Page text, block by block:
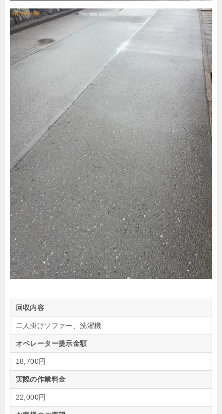
回収内容
二人掛けソファー、洗濯機
オペレーター提示金額
18,700円
実際の作業料金
22,000円